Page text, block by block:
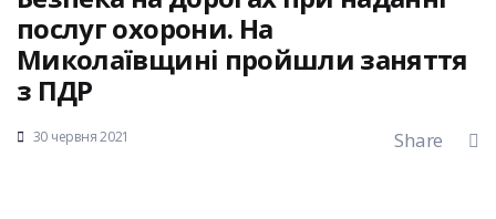
послуг охорони. На
Миколаївщині пройшли заняття
з ПДР
30 червня 2021 Share